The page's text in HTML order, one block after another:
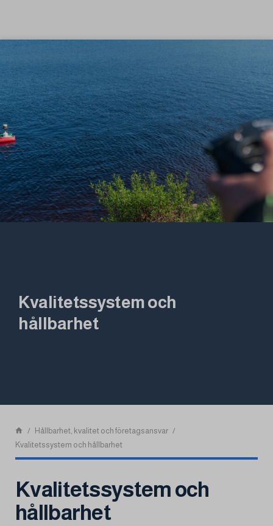
Kvalitetssystem och
hållbarhet
Hållbarhet, kvalitet och företagsansvar
Kvalitetssystem och hållbarhet
Kvalitetssystem och
hållbarhet